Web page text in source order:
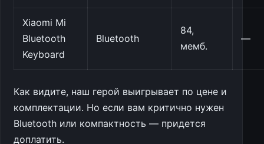
Xiaomi Mi
Bluetooth
Keyboard
Bluetooth
84,
мемб.
—
Как видите, наш герой выигрывает по цене и
комплектации. Но если вам критично нужен
Bluetooth или компактность — придется
доплатить.